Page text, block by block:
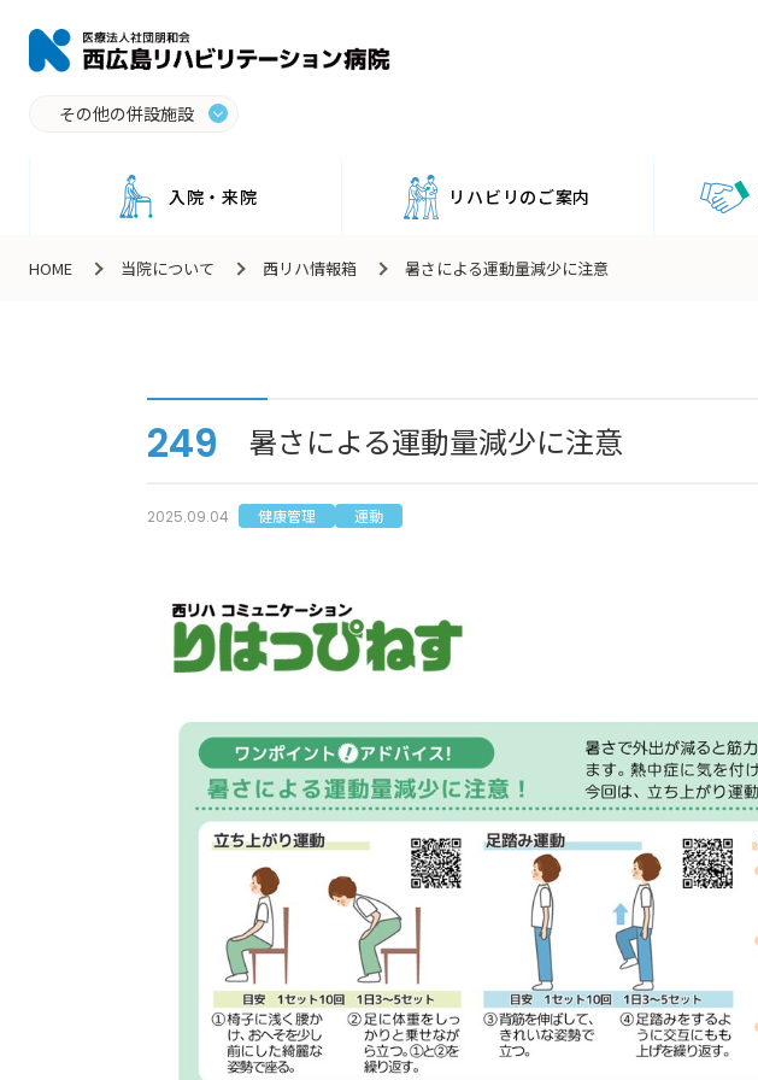
その他の併設施設
入院・来院 リハビリのご案内
HOME 当院について 西リハ情報箱 暑さによる運動量減少に注意
249 暑さによる運動量減少に注意
2025.09.04 健康管理 運動